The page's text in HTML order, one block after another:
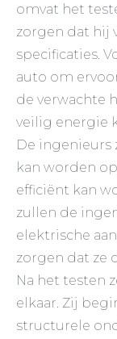
omvat het
zorgen dat hij
specificaties.
auto om
de verwachte
veilig energie
De ingenieurs
kan worden
efficiënt kan
zullen de
elektrische
zorgen dat ze
Na het testen
elkaar. Zij
structurele